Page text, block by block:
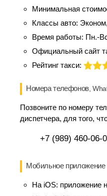
Минимальная
Классы авто:
Время работы: Пн.-
Официальный сайт
Рейтинг такси:
Номера телефонов,
Позвоните по номеру
диспетчера, для того,
+7 (989) 460-06-
Мобильное приложение
На iOS: приложение